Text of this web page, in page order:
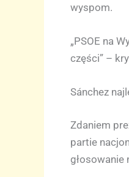
wyspom.
„PSOE na
części” –
Sánchez
Zdaniem
partie
głosowanie